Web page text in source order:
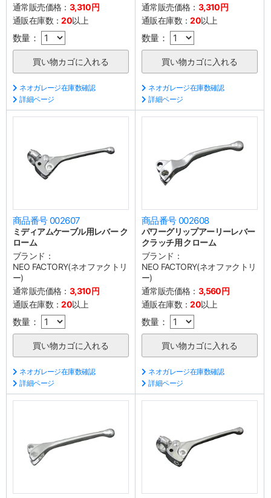
通常販売価格： 3,310円
通販在庫数：20以上
数量：
ネオガレージ在庫数確認
詳細ページ
通常販売価格： 3,310円
通販在庫数：20以上
数量：
ネオガレージ在庫数確認
詳細ページ
商品番号 002607
ミディアムケーブル用レバー ク
ローム
ブランド：
NEO FACTORY(ネオファクトリ
ー)
通常販売価格： 3,310円
通販在庫数：20以上
数量：
ネオガレージ在庫数確認
詳細ページ
商品番号 002608
パワーグリップアーリーレバー
クラッチ用 クローム
ブランド：
NEO FACTORY(ネオファクトリ
ー)
通常販売価格： 3,560円
通販在庫数：20以上
数量：
ネオガレージ在庫数確認
詳細ページ